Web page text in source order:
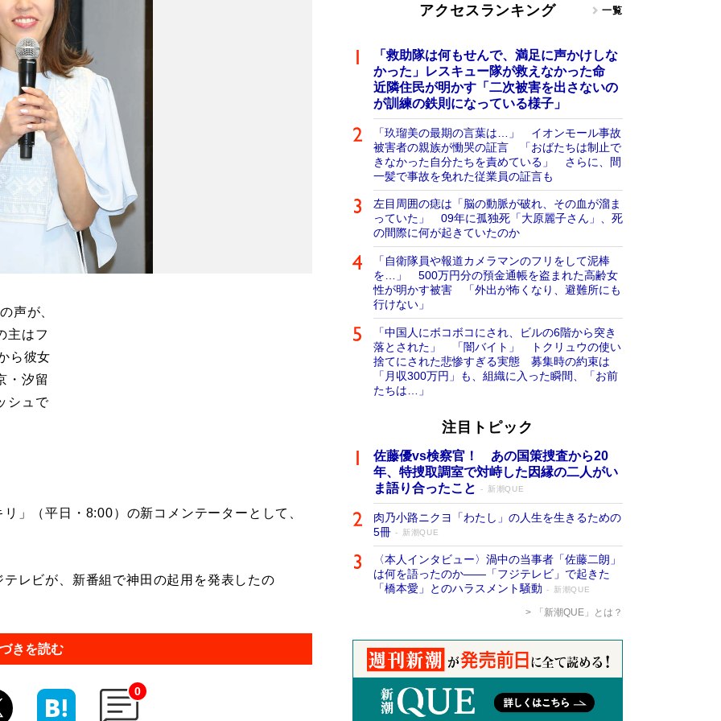
声が、
主はフ
ら彼女
・汐留
シュで
（平日・8:00）の新コメンテーターとして、
レビが、新番組で神田の起用を発表したの
きを読む
0
アクセスランキング 一覧
「救助隊は何もせんで、満足に声かけしな
かった」レスキュー隊が救えなかった命
近隣住民が明かす「二次被害を出さないの
が訓練の鉄則になっている様子」
「玖瑠美の最期の言葉は…」 イオンモール事故
被害者の親族が慟哭の証言 「おばたちは制止で
きなかった自分たちを責めている」 さらに、間
一髪で事故を免れた従業員の証言も
左目周囲の痣は「脳の動脈が破れ、その血が溜ま
っていた」 09年に孤独死「大原麗子さん」、死
の間際に何が起きていたのか
「自衛隊員や報道カメラマンのフリをして泥棒
を…」 500万円分の預金通帳を盗まれた高齢女
性が明かす被害 「外出が怖くなり、避難所にも
行けない」
「中国人にボコボコにされ、ビルの6階から突き
落とされた」 「闇バイト」 トクリュウの使い
捨てにされた悲惨すぎる実態 募集時の約束は
「月収300万円」も、組織に入った瞬間、「お前
たちは…」
注目トピック
佐藤優vs検察官！ あの国策捜査から20
年、特捜取調室で対峙した因縁の二人がい
ま語り合ったこと
新潮QUE
肉乃小路ニクヨ「わたし」の人生を生きるための
5冊
新潮QUE
〈本人インタビュー〉渦中の当事者「佐藤二朗」
は何を語ったのか――「フジテレビ」で起きた
「橋本愛」とのハラスメント騒動
新潮QUE
「新潮QUE」とは？